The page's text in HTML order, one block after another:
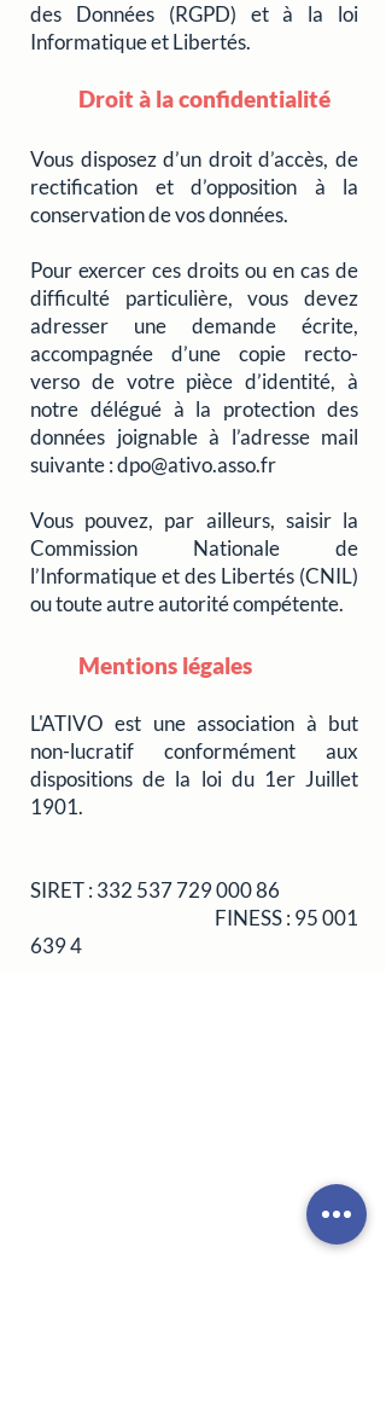
des Données (RGPD) et à la loi
Informatique et Libertés.
Droit à la confidentialité
Vous disposez d’un droit d’accès, de
rectification et d’opposition à la
conservation de vos données.
Pour exercer ces droits ou en cas de
difficulté particulière, vous devez
adresser une demande écrite,
accompagnée d’une copie recto-
verso de votre pièce d’identité, à
notre délégué à la protection des
données joignable à l’adresse mail
suivante :dpo@ativo.asso.fr
Vous pouvez, par ailleurs, saisir la
Commission Nationale de
l’Informatique et des Libertés (CNIL)
ou toute autre autorité compétente.
Mentions légales
L'ATIVO est une association à but
non-lucratif conformément aux
dispositions de la loi du 1er Juillet
1901.
SIRET : 332 537 729 000 86
FINESS : 95 001
639 4